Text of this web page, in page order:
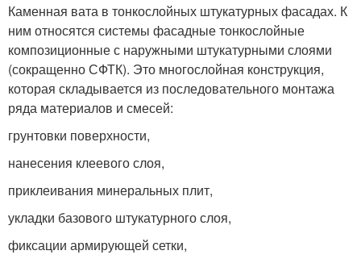
Каменная вата в тонкослойных штукатурных фасадах. К
ним относятся системы фасадные тонкослойные
композиционные с наружными штукатурными слоями
(сокращенно СФТК). Это многослойная конструкция,
которая складывается из последовательного монтажа
ряда материалов и смесей:
грунтовки поверхности,
нанесения клеевого слоя,
приклеивания минеральных плит,
укладки базового штукатурного слоя,
фиксации армирующей сетки,